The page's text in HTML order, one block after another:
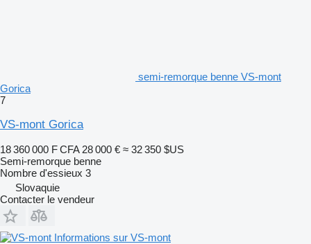
semi-remorque benne VS-mont
Gorica
7
VS-mont Gorica
18 360 000 F CFA 28 000 € ≈ 32 350 $US
Semi-remorque benne
Nombre d'essieux 3
Slovaquie
Contacter le vendeur
Informations sur VS-mont